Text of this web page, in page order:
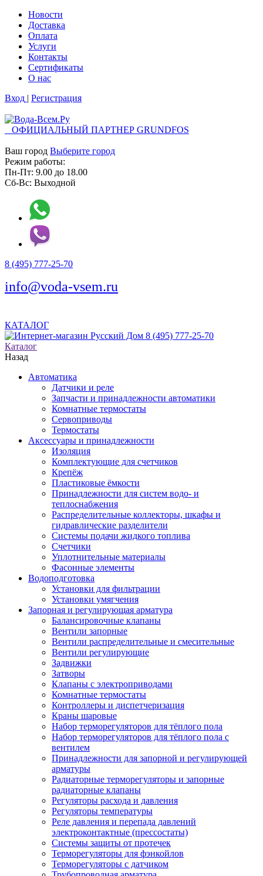
Новости
Доставка
Оплата
Услуги
Контакты
Cертификаты
О нас
Вход | Регистрация
ОФИЦИАЛЬНЫЙ ПАРТНЕР GRUNDFOS
Ваш город Выберите город
Режим работы:
Пн-Пт: 9.00 до 18.00
Сб-Вс: Выходной
8 (495) 777-25-70
info@voda-vsem.ru
КАТАЛОГ
8 (495) 777-25-70
Каталог
Назад
Автоматика
Датчики и реле
Запчасти и принадлежности автоматики
Комнатные термостаты
Сервоприводы
Термостаты
Аксессуары и принадлежности
Изоляция
Комплектующие для счетчиков
Крепёж
Пластиковые ёмкости
Принадлежности для систем водо- и
теплоснабжения
Распределительные коллекторы, шкафы и
гидравлические разделители
Системы подачи жидкого топлива
Счетчики
Уплотнительные материалы
Фасонные элементы
Водоподготовка
Установки для фильтрации
Установки умягчения
Запорная и регулирующая арматура
Балансировочные клапаны
Вентили запорные
Вентили распределительные и смесительные
Вентили регулирующие
Задвижки
Затворы
Клапаны с электроприводами
Комнатные термостаты
Контроллеры и диспетчеризация
Краны шаровые
Набор терморегуляторов для тёплого пола
Набор терморегуляторов для тёплого пола с
вентилем
Принадлежности для запорной и регулирующей
арматуры
Радиаторные терморегуляторы и запорные
радиаторные клапаны
Регуляторы расхода и давления
Регуляторы температуры
Реле давления и перепада давлений
электроконтактные (прессостаты)
Системы защиты от протечек
Терморегуляторы для фэнкойлов
Терморегуляторы с датчиком